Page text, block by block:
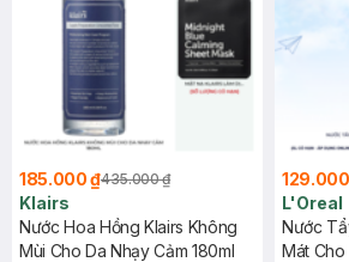
185.000 ₫435.000 ₫
Klairs
Nước Hoa Hồng Klairs Không
Mùi Cho Da Nhạy Cảm 180ml
L'Oreal
Nước
Mát Cho